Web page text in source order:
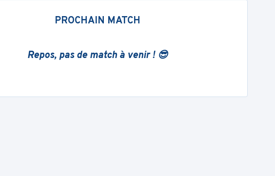
PROCHAIN MATCH
Repos, pas de match à venir ! 😎